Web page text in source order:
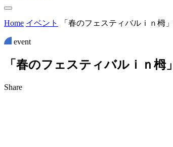
Home イベント 「春のフェスティバルｉｎ
event
「 春のフ ェスティバル ｉ ｎ 栂」
Share